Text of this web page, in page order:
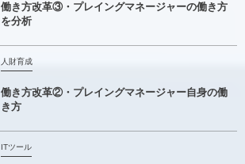
働き方改革③・プレイングマネージャーの働き方
を分析
人財育成
働き方改革②・プレイングマネージャー自身の働
き方
ITツール